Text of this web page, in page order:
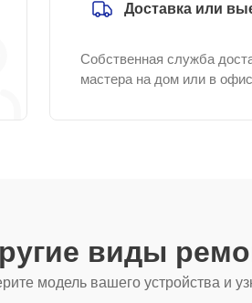
Доставка или
Собственная служба
мастера на дом или в офис
виды
модель вашего устройства и